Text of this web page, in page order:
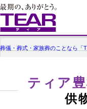
葬儀・葬式・家族葬のことなら「
ティア
供